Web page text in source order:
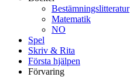
Bestämningslitteratur
Matematik
NO
Spel
Skriv & Rita
Första hjälpen
Förvaring